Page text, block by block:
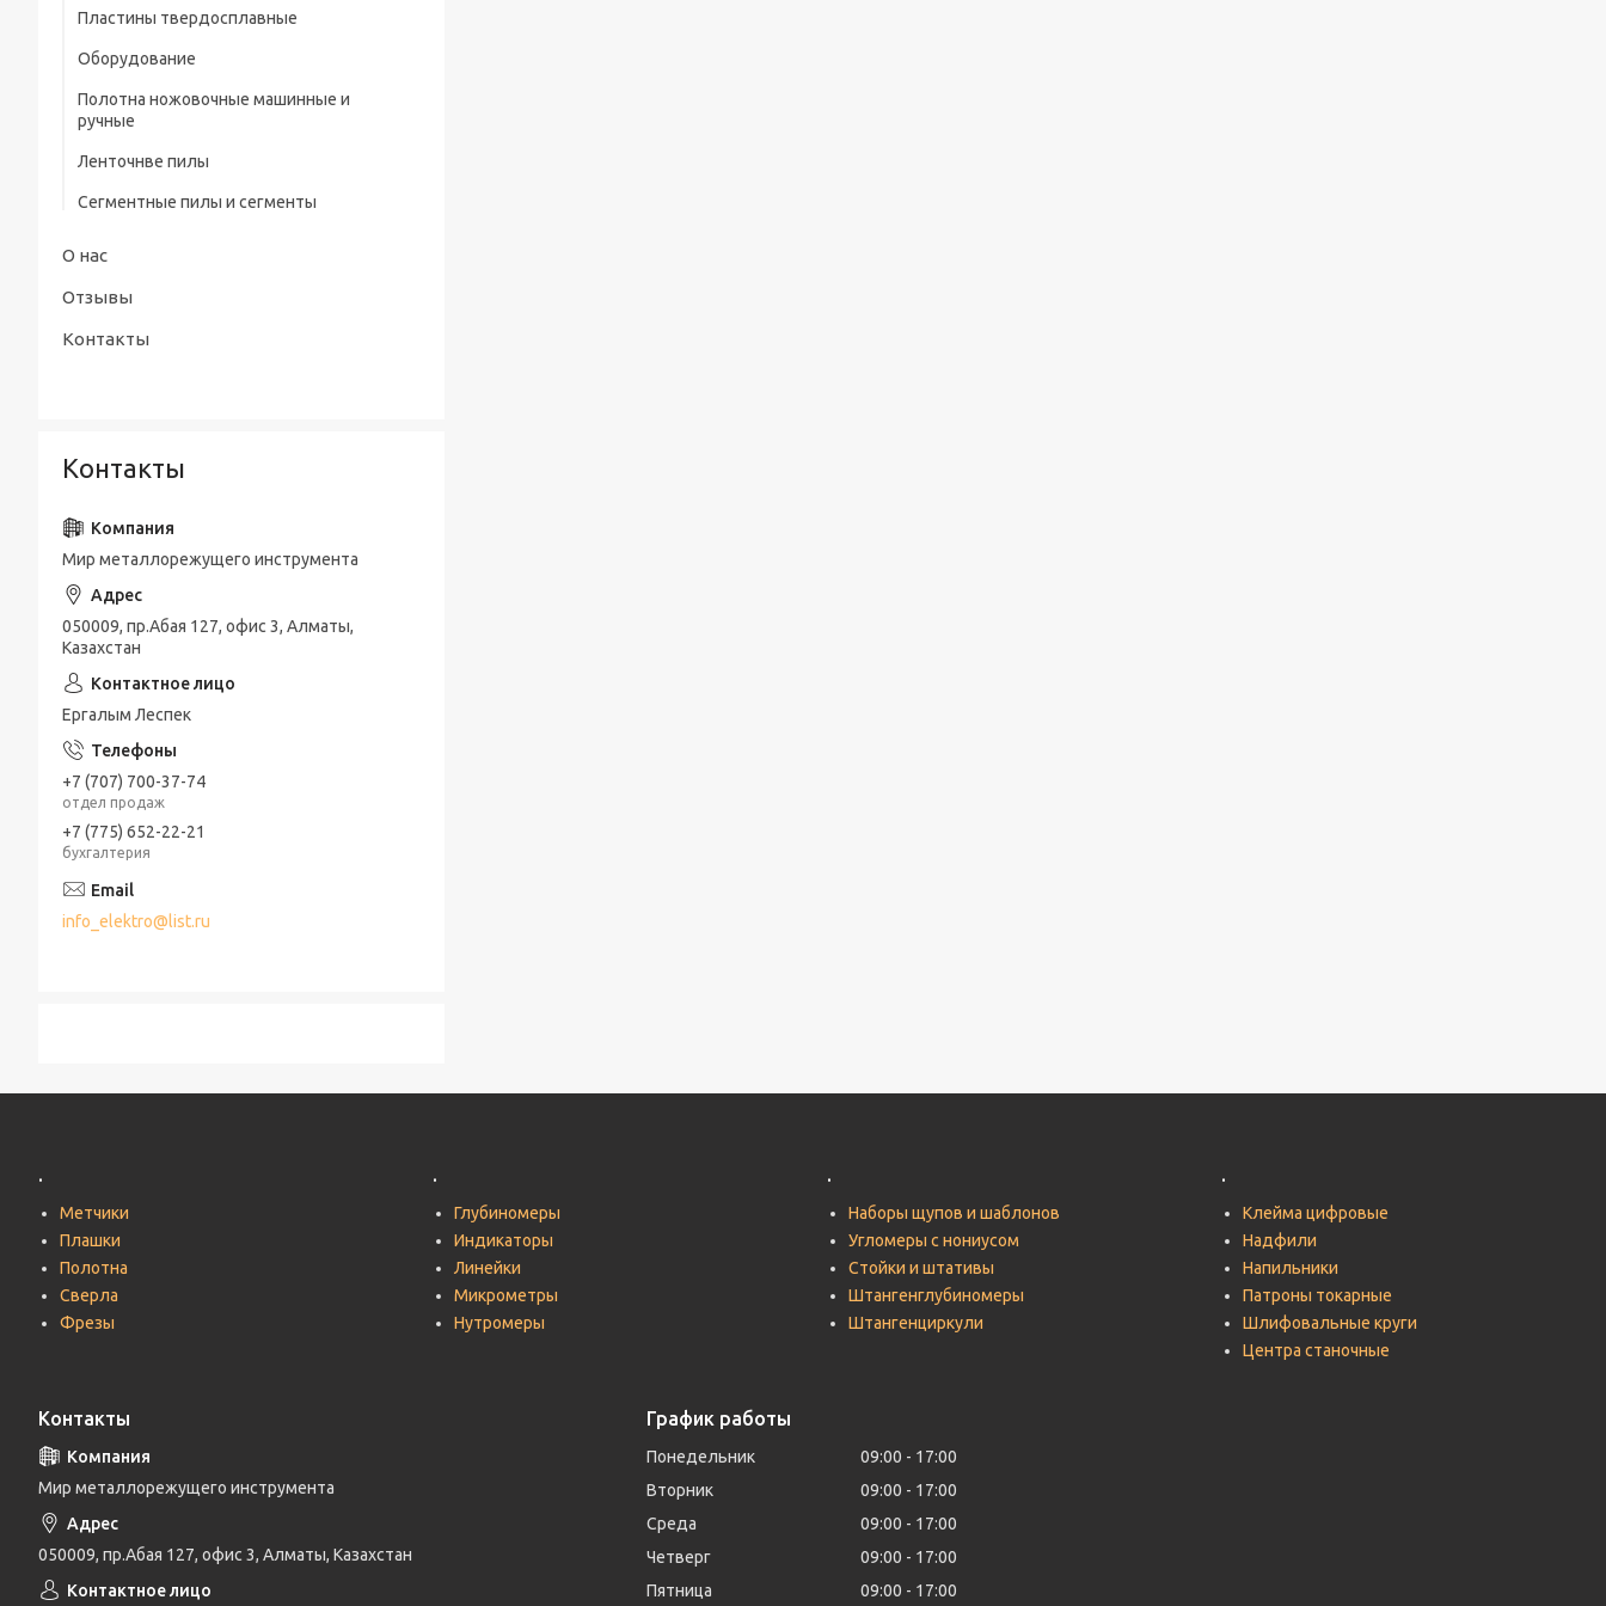
предохранительного конуса (тип А)
Сверла центровочные Р6М5 с
предохранительным конусом (тип В)
радиусные (тип R)
ШЦЦ-III ГОСТ 166-89
Пластины твердосплавные
Оборудование
Полотна ножовочные машинные и
ручные
Ленточнве пилы
Сегментные пилы и сегменты
О нас
Отзывы
Контакты
Контакты
Мир металлорежущего инструмента
050009, пр.Абая 127, офис 3, Алматы,
Казахстан
Ергалым Леспек
+7 (707) 700-37-74
отдел продаж
+7 (775) 652-22-21
бухгалтерия
info_elektro@list.ru
.
Метчики
Плашки
Полотна
Сверла
Фрезы
.
Глубиномеры
Индикаторы
Линейки
Микрометры
Нутромеры
.
Наборы щупов и шаблонов
Угломеры с нониусом
Стойки и штативы
Штангенглубиномеры
Штангенциркули
.
Клейма цифровые
Надфили
Напильники
Патроны токарные
Шлифовальные круги
Центра станочные
Контакты
Мир металлорежущего инструмента
050009, пр.Абая 127, офис 3, Алматы, Казахстан
График работы
Понедельник 09:00
17:00
Вторник
09:00
17:00
Среда
09:00
17:00
Четверг
09:00
17:00
Пятница
09:00 17:00